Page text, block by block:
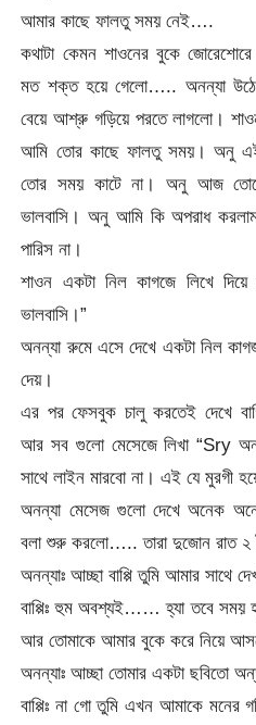
আমার কাছে ফালতু সময় নেই….
কথাটা কেমন শাওনের বুকে
মত শক্ত হয়ে গেলো….. অনন্যা
বেয়ে আশ্রু গড়িয়ে পরতে লাগলো।
আমি তোর কাছে ফালতু সময়। অনু
তোর সময় কাটে না। অনু আজ
ভালবাসি। অনু আমি কি অপরাধ
পারিস না।
শাওন একটা নিল কাগজে লিখে
ভালবাসি।”
অনন্যা রুমে এসে দেখে একটা নিল
দেয়।
এর পর ফেসবুক চালু করতেই দেখে
আর সব গুলো মেসেজে লিখা “Sry
সাথে লাইন মারবো না। এই যে মুরগী
অনন্যা মেসেজ গুলো দেখে অনেক
বলা শুরু করলো….. তারা দুজোন রাত ২
অনন্যাঃ আচ্ছা বাপ্পি তুমি আমার সাথে
বাপ্পিঃ হুম অবশ্যই…… হ্যা তবে সময়
আর তোমাকে আমার বুকে করে নিয়ে
অনন্যাঃ আচ্ছা তোমার একটা ছবিতো
বাপ্পিঃ না গো তুমি এখন আমাকে